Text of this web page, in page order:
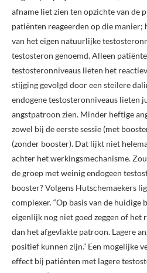
afname liet zien ten opzichte van de
patiënten reageerden op die
van het eigen natuurlijke
testosteron genoemd. Alleen
testosteronniveaus lieten het
stijging gevolgd door een steilere
endogene testosteronniveaus lieten
angstpatroon zien. Minder heftige
zowel bij de eerste sessie (met
(zonder booster). Dat lijkt niet
achter het werkingsmechanisme.
de groep met weinig endogeen
booster? Volgens Hutschemaekers
complexer. “Op basis van de huidige
eigenlijk nog niet goed zeggen of het
dan het afgevlakte patroon. Lagere
positief kunnen zijn.” Een mogelijke
effect bij patiënten met lagere